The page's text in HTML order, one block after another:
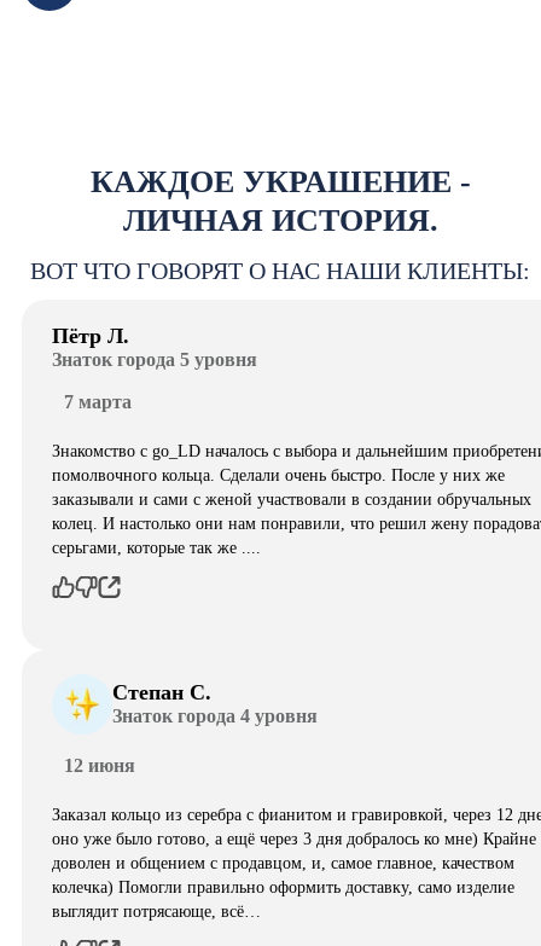
КАЖДОЕ УКРАШЕНИЕ -
ЛИЧНАЯ ИСТОРИЯ.
ВОТ ЧТО ГОВОРЯТ О НАС НАШИ КЛИЕНТЫ:
Пётр Л.
Знаток города 5 уровня
7 марта
Знакомство с go_LD началось с выбора и дальнейшим
помолвочного кольца. Сделали очень быстро. После у них же
заказывали и сами с женой участвовали в создании обручальных
колец. И настолько они нам понравили, что решил жену
серьгами, которые так же ....
Степан С.
Знаток города 4 уровня
12 июня
Заказал кольцо из серебра с фианитом и гравировкой, через 12
оно уже было готово, а ещё через 3 дня добралось ко мне) Крайне
доволен и общением с продавцом, и, самое главное, качеством
колечка) Помогли правильно оформить доставку, само изделие
выглядит потрясающе, всë…